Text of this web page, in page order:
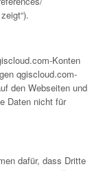
Konten
qgiscloud.com-
den Webseiten und
Daten nicht für
dafür, dass Dritte